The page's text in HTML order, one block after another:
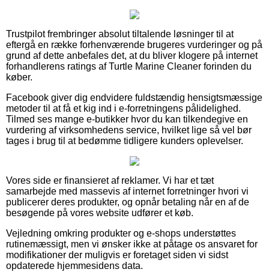
Trustpilot frembringer absolut tiltalende løsninger til at
eftergå en række forhenværende brugeres vurderinger og på
grund af dette anbefales det, at du bliver klogere på internet
forhandlerens ratings af Turtle Marine Cleaner forinden du
køber.
Facebook giver dig endvidere fuldstændig hensigtsmæssige
metoder til at få et kig ind i e-forretningens pålidelighed.
Tilmed ses mange e-butikker hvor du kan tilkendegive en
vurdering af virksomhedens service, hvilket lige så vel bør
tages i brug til at bedømme tidligere kunders oplevelser.
Vores side er finansieret af reklamer. Vi har et tæt
samarbejde med massevis af internet forretninger hvori vi
publicerer deres produkter, og opnår betaling når en af de
besøgende på vores website udfører et køb.
Vejledning omkring produkter og e-shops understøttes
rutinemæssigt, men vi ønsker ikke at påtage os ansvaret for
modifikationer der muligvis er foretaget siden vi sidst
opdaterede hjemmesidens data.